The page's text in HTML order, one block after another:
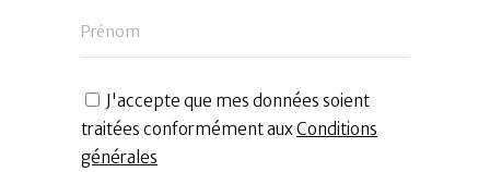
Prénom
J'accepte que mes données soient
traitées conformément auxConditions
générales